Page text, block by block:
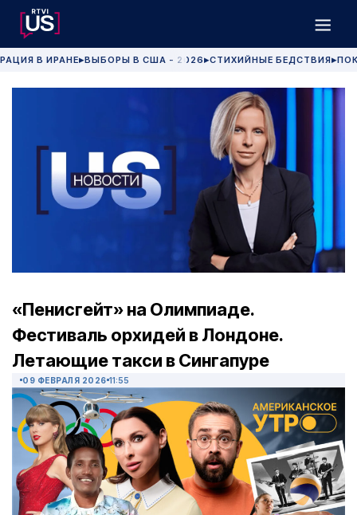
В ИРАНЕ▶ВЫБОРЫ В США - 2026 ▶СТИХИЙНЫЕ БЕДСТВИЯ▶
«Пенисгейт» на Олимпиаде.
Фестиваль орхидей в Лондоне.
Летающие такси в Сингапуре
09 ФЕВРАЛЯ 2026 11:55